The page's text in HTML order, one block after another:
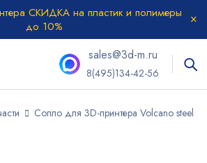
СКИДКА на пластик и полимеры
до 10%
sales@3d-m.ru
8(495)134-42-56
Сопло для 3D-принтера Volcano steel